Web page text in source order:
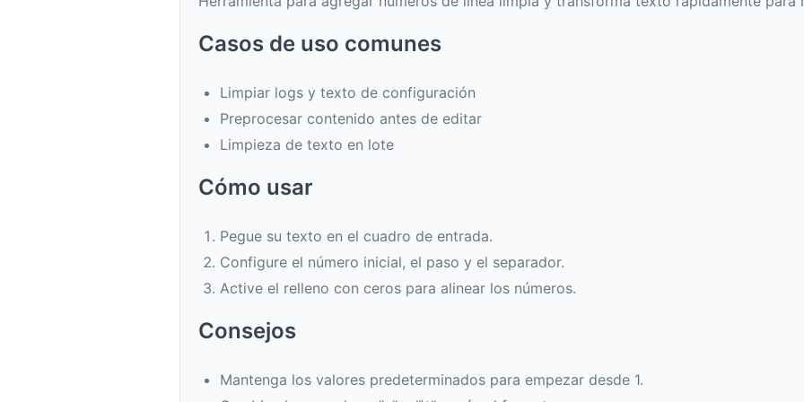
Casos de uso comunes
Limpiar logs y texto de configuración
Preprocesar contenido antes de editar
Limpieza de texto en lote
Cómo usar
Pegue su texto en el cuadro de entrada.
Configure el número inicial, el paso y el separador.
Active el relleno con ceros para alinear los números.
Consejos
Mantenga los valores predeterminados para empezar desde 1.